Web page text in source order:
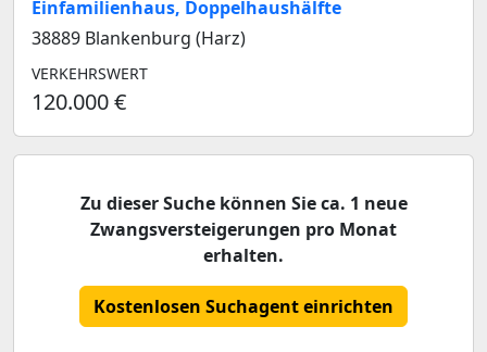
Einfamilienhaus, Doppelhaushälfte
38889 Blankenburg (Harz)
VERKEHRSWERT
120.000 €
Zu dieser Suche können Sie ca. 1 neue
Zwangsversteigerungen pro Monat
erhalten.
Kostenlosen Suchagent einrichten